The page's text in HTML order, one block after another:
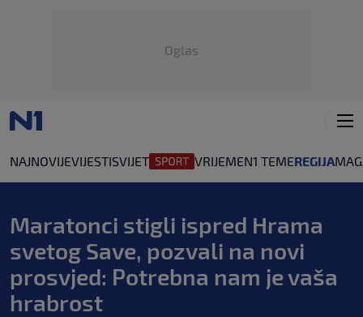
Oglas
NAJNOVIJEVIJESTISVIJET VRIJEMEN1 TEMEREGIJA
Maratonci stigli ispred Hrama
svetog Save, pozvali na novi
prosvjed: Potrebna nam je vaša
hrabrost